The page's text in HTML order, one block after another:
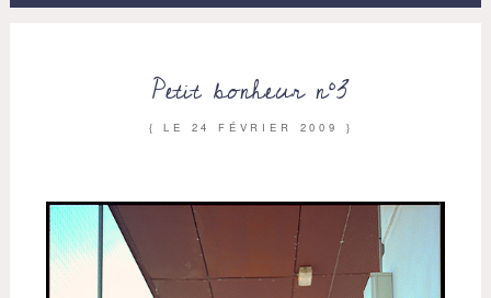
Petit bonheur n°3
{ LE 24 FÉVRIER 2009 }